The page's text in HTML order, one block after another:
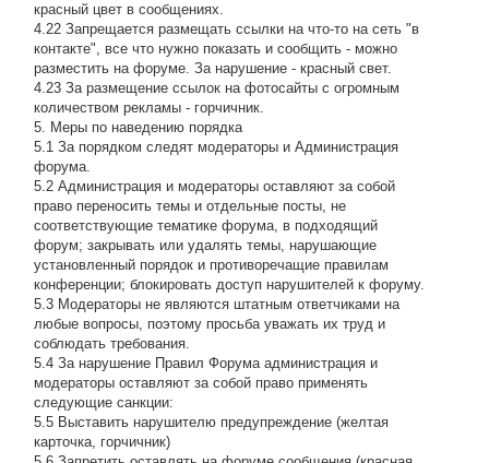
красный цвет в сообщениях.
4.22 Запрещается размещать ссылки на что-то на сеть "в
контакте", все что нужно показать и сообщить - можно
разместить на форуме. За нарушение - красный свет.
4.23 За размещение ссылок на фотосайты с огромным
количеством рекламы - горчичник.
5. Меры по наведению порядка
5.1 За порядком следят модераторы и Администрация
форума.
5.2 Администрация и модераторы оставляют за собой
право переносить темы и отдельные посты, не
соответствующие тематике форума, в подходящий
форум; закрывать или удалять темы, нарушающие
установленный порядок и противоречащие правилам
конференции; блокировать доступ нарушителей к форуму.
5.3 Модераторы не являются штатным ответчиками на
любые вопросы, поэтому просьба уважать их труд и
соблюдать требования.
5.4 За нарушение Правил Форума администрация и
модераторы оставляют за собой право применять
следующие санкции:
5.5 Выставить нарушителю предупреждение (желтая
карточка, горчичник)